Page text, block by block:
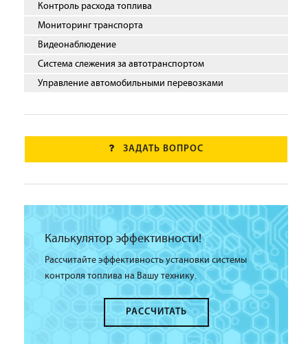
Контроль расхода топлива
Мониторинг транспорта
Видеонаблюдение
Система слежения за автотранспортом
Управление автомобильными перевозками
ЗАДАТЬ ВОПРОС
Калькулятор эффективности!
Рассчитайте эффективность установки системы
контроля топлива на Вашу технику.
РАССЧИТАТЬ